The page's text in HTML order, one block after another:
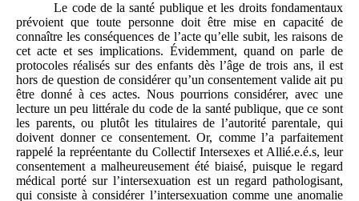
Le code de la santé publique et les droits fondamentaux
prévoient que toute personne doit être mise en capacité de
connaître les conséquences de l’acte qu’elle subit, les raisons de
cet acte et ses implications. Évidemment, quand on parle de
protocoles réalisés sur des enfants dès l’âge de trois ans, il est
hors de question de considérer qu’un consentement valide ait pu
être donné à ces actes. Nous pourrions considérer, avec une
lecture un peu littérale du code de la santé publique, que ce sont
les parents, ou plutôt les titulaires de l’autorité parentale, qui
doivent donner ce consentement. Or, comme l’a parfaitement
rappelé la repréentante du Collectif Intersexes et Allié.e.é.s, leur
consentement a malheureusement été biaisé, puisque le regard
médical porté sur l’intersexuation est un regard pathologisant,
qui consiste à considérer l’intersexuation comme une anomalie